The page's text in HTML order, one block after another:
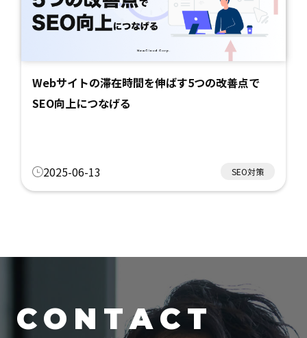
Webサイトの滞在時間を伸ばす5つの改善点で
SEO向上につなげる
2025-06-13 SEO対策
CONTACT